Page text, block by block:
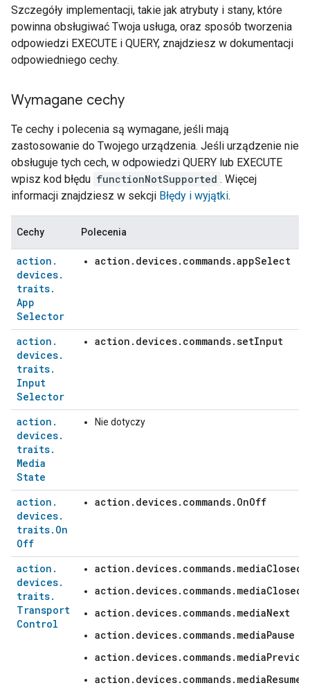
Szczegóły implementacji, takie jak atrybuty i stany, które
powinna obsługiwać Twoja usługa, oraz sposób tworzenia
odpowiedzi EXECUTE i QUERY, znajdziesz w dokumentacji
odpowiedniego cechy.
Wymagane cechy
Te cechy i polecenia są wymagane, jeśli mają
zastosowanie do Twojego urządzenia. Jeśli urządzenie nie
obsługuje tych cech, w odpowiedzi QUERY lub EXECUTE
wpisz kod błędu functionNotSupported . Więcej
informacji znajdziesz w sekcji Błędy i wyjątki.
Cechy Polecenia
action .
devices.
traits.
App
Selector
action.devices.commands.appSelect
action .
devices.
traits.
Input
Selector
action.devices.commands.setInput
action .
devices.
traits.
Media
State
Nie dotyczy
action .
devices.
traits. On
Off
action.devices.commands.OnOff
action .
devices.
traits.
Transport
Control
action.devices.commands.mediaNext
action.devices.commands.mediaPause
action.devices.commands.mediaResume